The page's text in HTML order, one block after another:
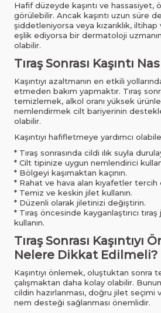
Hafif düzeyde kaşıntı ve hassasiyet,
görülebilir. Ancak kaşıntı uzun süre
şiddetleniyorsa veya kızarıklık,
eşlik ediyorsa bir dermatoloji
olabilir.
Tıraş Sonrası Kaşıntı
Kaşıntıyı azaltmanın en etkili
etmeden bakım yapmaktır. Tıraş
temizlemek, alkol oranı yüksek
nemlendirmek cilt bariyerinin
olabilir.
Kaşıntıyı hafifletmeye yardımcı
* Tıraş sonrasında cildi ılık suyla
* Cilt tipinize uygun nemlendirici
* Bölgeyi kaşımaktan kaçının.
* Rahat ve hava alan kıyafetler tercih
* Temiz ve keskin jilet kullanın.
* Düzenli olarak jiletinizi değiştirin.
* Tıraş öncesinde kayganlaştırıcı
kullanın.
Tıraş Sonrası Kaşıntıyı
Nelere Dikkat Edilmeli?
Kaşıntıyı önlemek, oluştuktan sonra
çalışmaktan daha kolay olabilir.
cildin hazırlanması, doğru jilet seçimi
nem desteği sağlanması önemlidir.